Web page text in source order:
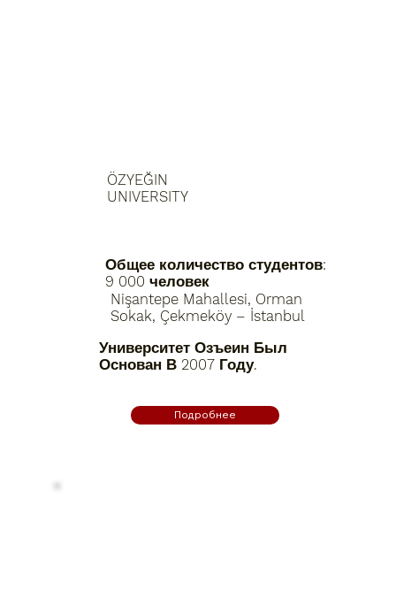
Nişantepe Mahallesi, Orman
Sokak, Çekmeköy – İstanbul
Общее количество студентов:
9 000 человек
Университет Озъеин Был
Основан В 2007 Году.
Подробнее
ÖZYEĞIN
UNIVERSITY